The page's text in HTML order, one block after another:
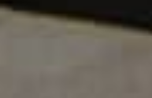
of legends.